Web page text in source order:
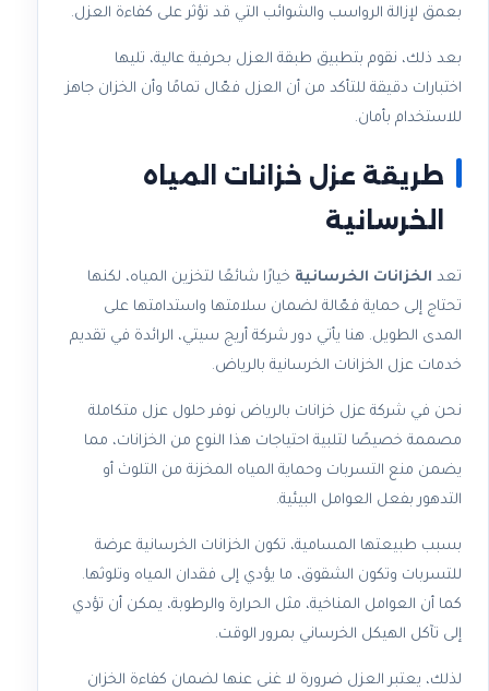
بعمق لإزالة الرواسب والشوائب التي قد تؤثر على كفاءة العزل.
بعد ذلك، نقوم بتطبيق طبقة العزل بحرفية عالية، تليها
اختبارات دقيقة للتأكد من أن العزل فعّال تمامًا وأن الخزان جاهز
للاستخدام بأمان.
طريقة عزل خزانات المياه
الخرسانية​
تعد الخزانات الخرسانية خيارًا شائعًا لتخزين المياه، لكنها
تحتاج إلى حماية فعّالة لضمان سلامتها واستدامتها على
المدى الطويل. هنا يأتي دور شركة أريج سيتي، الرائدة في تقديم
خدمات عزل الخزانات الخرسانية بالرياض.
نحن في شركة عزل خزانات بالرياض نوفر حلول عزل متكاملة
مصممة خصيصًا لتلبية احتياجات هذا النوع من الخزانات، مما
يضمن منع التسربات وحماية المياه المخزنة من التلوث أو
التدهور بفعل العوامل البيئية.
بسبب طبيعتها المسامية، تكون الخزانات الخرسانية عرضة
للتسربات وتكون الشقوق، ما يؤدي إلى فقدان المياه وتلوثها.
كما أن العوامل المناخية، مثل الحرارة والرطوبة، يمكن أن تؤدي
إلى تآكل الهيكل الخرساني بمرور الوقت.
لذلك، يعتبر العزل ضرورة لا غنى عنها لضمان كفاءة الخزان